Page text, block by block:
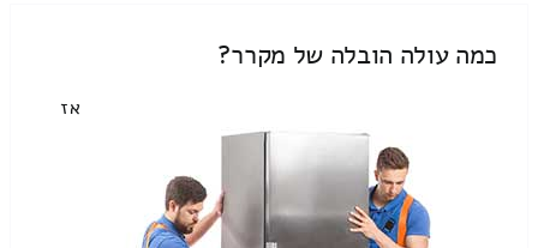
כמה עולה הובלה של מקרר?
אז